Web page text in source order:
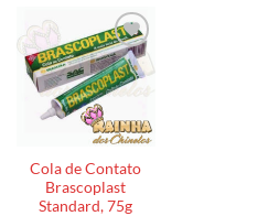
Cola de Contato
Brascoplast
Standard, 75g